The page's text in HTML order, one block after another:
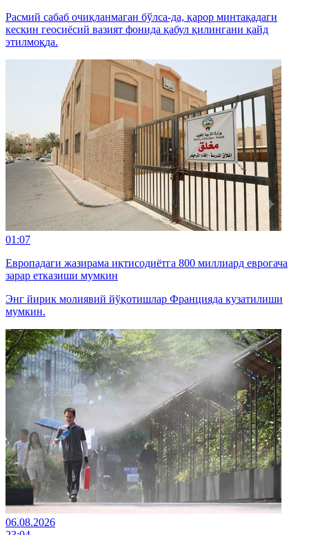
Расмий сабаб очиқланмаган бўлса-да, қарор минтақадаги
кескин геосиёсий вазият фонида қабул қилингани қайд
этилмоқда.
01:07
Европадаги жазирама иқтисодиётга 800 миллиард еврогача
зарар етказиши мумкин
Энг йирик молиявий йўқотишлар Францияда кузатилиши
мумкин.
06.08.2026